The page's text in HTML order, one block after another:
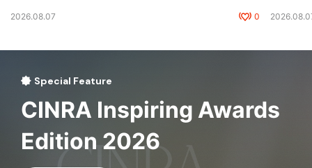
2026.08.07 0
Special Feature
CINRA Inspiring Awards
Edition 2026